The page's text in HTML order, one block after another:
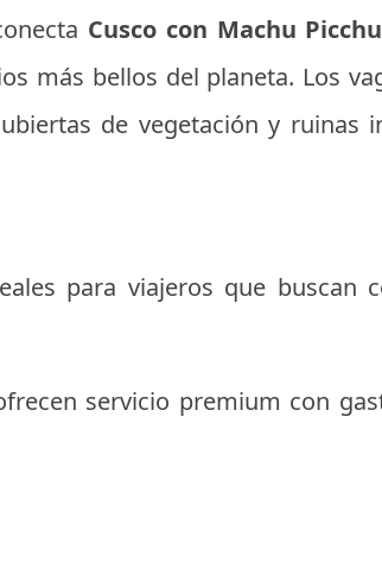
Cusco con Machu Picchu
más bellos del planeta. Los
de vegetación y ruinas
para viajeros que buscan
servicio premium con